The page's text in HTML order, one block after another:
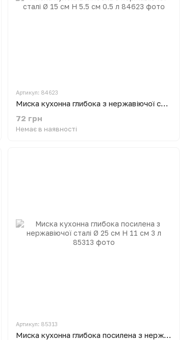
Артикул: 84623
Миска кухонна глибока з нержавіючої сталі Ø 15 см H 5.5 см 0.5 л
72 грн
Немає в наявності
Артикул: 85313
Миска кухонна глибока посилена з нержавіючої сталі Ø 25 см H 11 см 3 л